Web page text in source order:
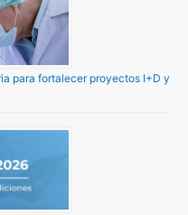
para fortalecer proyectos I+D y